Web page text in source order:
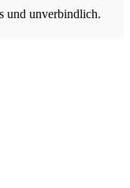
und unverbindlich.